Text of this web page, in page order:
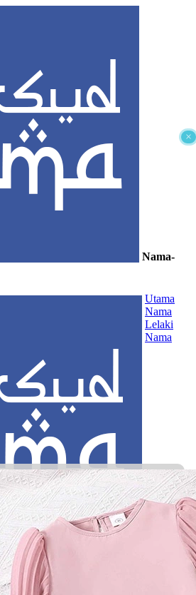
×
Nama-
Utama
Nama
Lelaki
Nama
Nama Gabungan